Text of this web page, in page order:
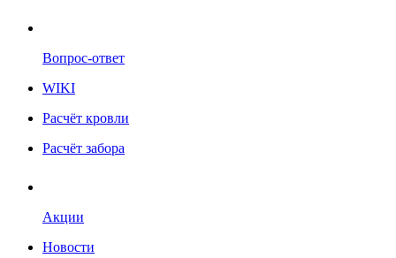
Вопрос-ответ
WIKI
Расчёт кровли
Расчёт забора
Акции
Новости